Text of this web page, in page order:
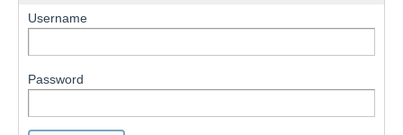
Username
Password